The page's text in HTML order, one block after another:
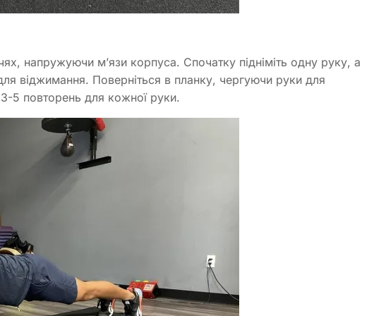
напружуючи м’язи корпуса. Спочатку підніміть одну руку, а
віджимання. Поверніться в планку, чергуючи руки для
5 повторень для кожної руки.